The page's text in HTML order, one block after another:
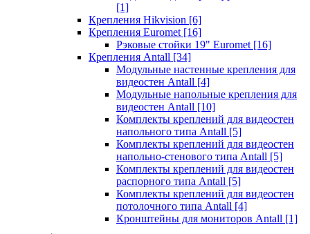
[1]
Крепления Hikvision [6]
Крепления Euromet [16]
Рэковые стойки 19" Euromet [16]
Крепления Antall [34]
Модульные настенные крепления для
видеостен Antall [4]
Модульные напольные крепления для
видеостен Antall [10]
Комплекты креплений для видеостен
напольного типа Antall [5]
Комплекты креплений для видеостен
напольно-стенового типа Antall [5]
Комплекты креплений для видеостен
распорного типа Antall [5]
Комплекты креплений для видеостен
потолочного типа Antall [4]
Кронштейны для мониторов Antall [1]